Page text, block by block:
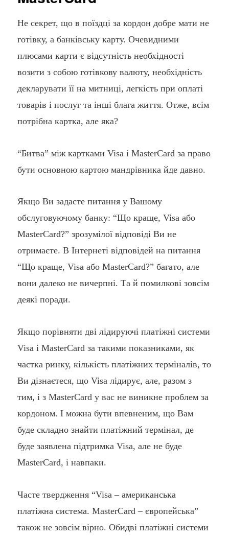
Не секрет, що в поїздці за кордон добре мати не
готівку, а банківську карту. Очевидними
плюсами карти є відсутність необхідності
возити з собою готівкову валюту, необхідність
декларувати її на митниці, легкість при оплаті
товарів і послуг та інші блага життя. Отже, всім
потрібна картка, але яка?
“Битва” між картками Visa і MasterCard за право
бути основною картою мандрівника йде давно.
Якщо Ви задасте питання у Вашому
обслуговуючому банку: “Що краще, Visa або
MasterCard?” зрозумілої відповіді Ви не
отримаєте. В Інтернеті відповідей на питання
“Що краще, Visa або MasterCard?” багато, але
вони далеко не вичерпні. Та й помилкові зовсім
деякі поради.
Якщо порівняти дві лідируючі платіжні системи
Visa і MasterCard за такими показниками, як
частка ринку, кількість платіжних терміналів, то
Ви дізнаєтеся, що Visa лідирує, але, разом з
тим, і з MasterCard у вас не виникне проблем за
кордоном. І можна бути впевненим, що Вам
буде складно знайти платіжний термінал, де
буде заявлена ​​підтримка Visa, але не буде
MasterCard, і навпаки.
Часте твердження “Visa – американська
платіжна система. MasterCard – європейська”
також не зовсім вірно. Обидві платіжні системи